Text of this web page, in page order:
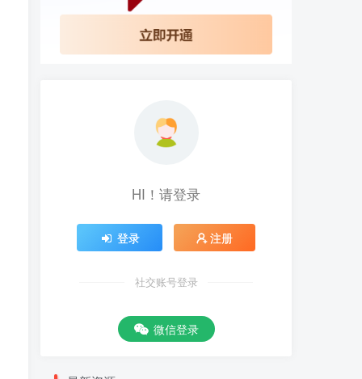
HI！请登录
登录 注册
社交账号登录
微信登录